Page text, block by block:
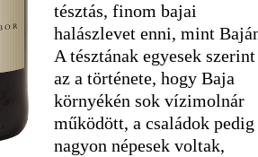
tésztás, finom bajai
halászlevet enni, mint
A tésztának egyesek szerint
az a története, hogy Baja
környékén sok vízimolnár
működött, a családok pedig
nagyon népesek voltak,